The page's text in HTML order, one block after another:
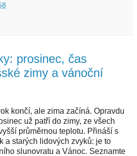
prosinec, čas
zimy a vánoční
končí, ale zima začíná. Opravdu
už patří do zimy, ze všech
průměrnou teplotu. Přináší s
a starých lidových zvyků: je to
slunovratu a Vánoc. Seznamte